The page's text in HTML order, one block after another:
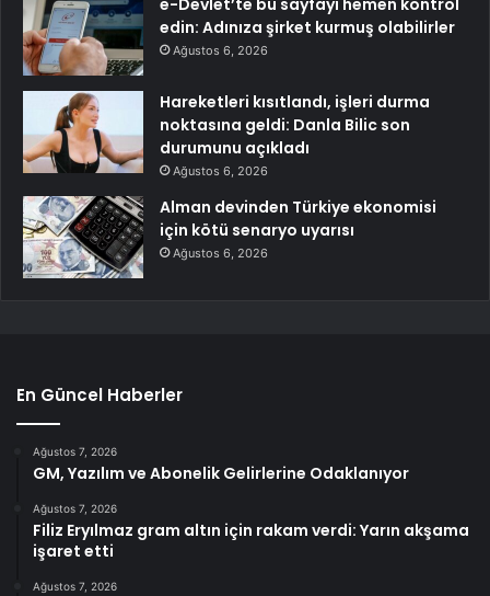
edin: Adınıza şirket kurmuş olabilirler
Ağustos 6, 2026
Hareketleri kısıtlandı, işleri durma
noktasına geldi: Danla Bilic son
durumunu açıkladı
Ağustos 6, 2026
Alman devinden Türkiye ekonomisi
için kötü senaryo uyarısı
Ağustos 6, 2026
En Güncel Haberler
Ağustos 7, 2026
GM, Yazılım ve Abonelik Gelirlerine Odaklanıyor
Ağustos 7, 2026
Filiz Eryılmaz gram altın için rakam verdi: Yarın akşama
işaret etti
Ağustos 7, 2026